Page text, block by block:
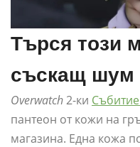
Търся този
съскащ шум
Overwatch2-ки
пантеон от кожи на
магазина. Една кожа